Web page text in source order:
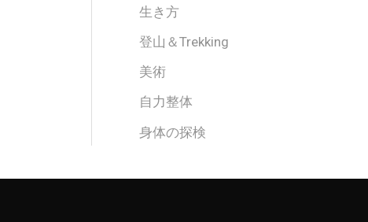
生き方
登山＆Trekking
美術
自力整体
身体の探検